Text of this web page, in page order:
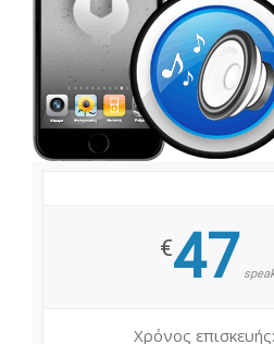
€47
Χρόνος